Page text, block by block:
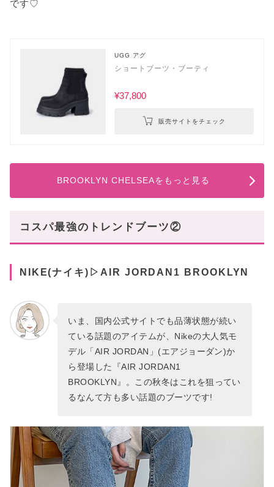
です♡
UGG アグ
ショートブーツ・ブーティ
¥37,800
販売サイトをチェック
BROOKLYN CHELSEAをもっと見る
コスパ最強のトレンドブーツ②
NIKE(ナイキ)▷AIR JORDAN1 BROOKLYN
いま、国内公式サイトでも品薄状態が続い
ている話題のアイテムが、Nikeの大人気モ
デル「AIR JORDAN」(エアジョーダン)か
ら登場した『AIR JORDAN1
BROOKLYN』。この秋冬はこれを狙ってい
るなんて方も多い話題のブーツです!